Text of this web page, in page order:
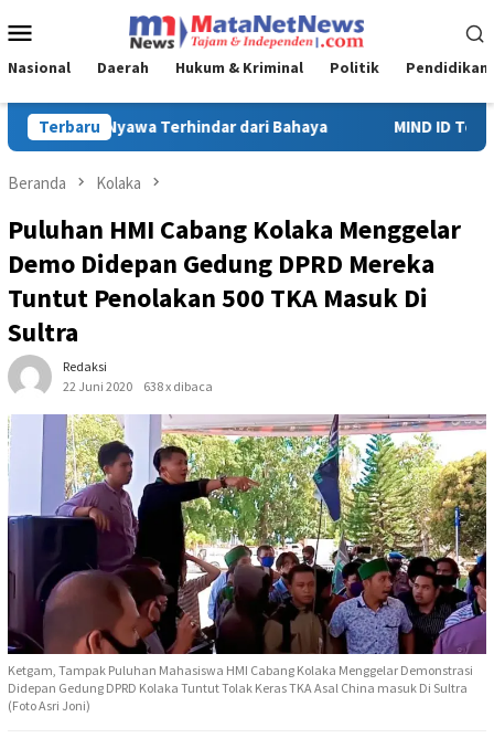
ke
Mobile
Nasional Daerah Hukum & Kriminal Politik Pendidikan
Terbaru
MIND ID Tegaskan Dukungan Penuh Bagi PT Vale di
Beranda Kolaka
Puluhan HMI Cabang Kolaka Menggelar
Demo Didepan Gedung DPRD Mereka
Tuntut Penolakan 500 TKA Masuk Di
Sultra
Redaksi
22 Juni 2020
638 x dibaca
Ketgam, Tampak Puluhan Mahasiswa HMI Cabang Kolaka Menggelar Demonstrasi
Didepan Gedung DPRD Kolaka Tuntut Tolak Keras TKA Asal China masuk Di Sultra
(Foto Asri Joni)